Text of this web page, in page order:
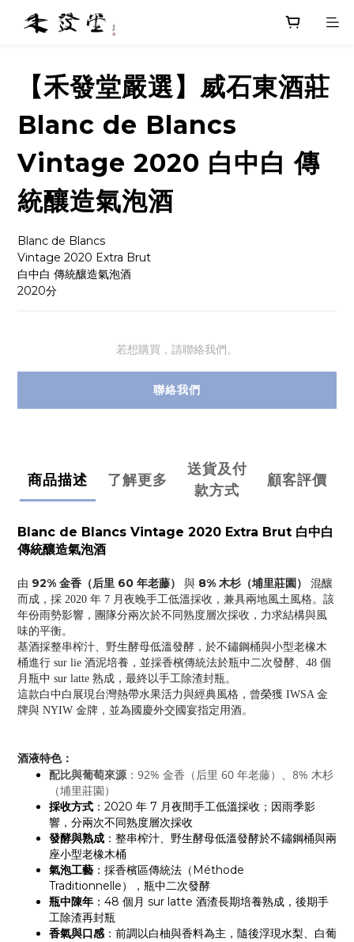
【禾發堂嚴選】威石東酒莊
Blanc de Blancs
Vintage 2020 白中白 傳
統釀造氣泡酒
Blanc de Blancs
Vintage 2020 Extra Brut
白中白 傳統釀造氣泡酒
2020分
若想購買，請聯絡我們。
聯絡我們
商品描述 了解更多
送貨及付
款方式
顧客評價
Blanc de Blancs Vintage 2020 Extra Brut 白中白
傳統釀造氣泡酒
由 92% 金香（后里 60 年老藤） 與 8% 木杉（埔里莊園）
混釀
而成，採 2020 年 7 月夜晚手工低溫採收，兼具兩地風土風格。該
年份雨勢影響，團隊分兩次於不同熟度層次採收，力求結構與風
味的平衡。
基酒採整串榨汁、野生酵母低溫發酵，於不鏽鋼桶與小型老橡木
桶進行 sur lie 酒泥培養，並採香檳傳統法於瓶中二次發酵、48 個
月瓶中 sur latte 熟成，最終以手工除渣封瓶。
這款白中白展現台灣熱帶水果活力與經典風格，曾榮獲 IWSA 金
牌與 NYIW 金牌，並為國慶外交國宴指定用酒。
酒液特色：
配比與葡萄來源：92% 金香（后里 60 年老藤）、8% 木杉
（埔里莊園）
採收方式 ：2020 年 7 月夜間手工低溫採收；因雨季影
響，分兩次不同熟度層次採收
發酵與熟成 ：整串榨汁、野生酵母低溫發酵於不鏽鋼桶與兩
座小型老橡木桶
氣泡工藝 ：採香檳區傳統法（Méthode
Traditionnelle），瓶中二次發酵
瓶中陳年 ：48 個月 sur latte 酒渣長期培養熟成，後期手
工除渣再封瓶
香氣與口感 ：前調以白柚與香料為主，隨後浮現水梨、白葡